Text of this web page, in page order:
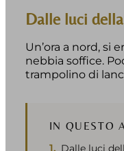
Dalle luci
Un’ora a nord, si
nebbia soffice.
trampolino di
IN QUESTO